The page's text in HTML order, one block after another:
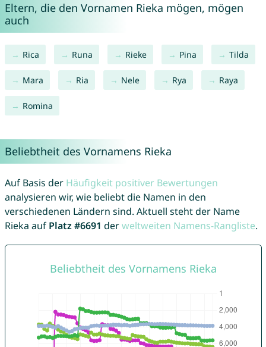
Eltern, die den Vornamen Rieka mögen, mögen
auch
Rica Runa Rieke Pina Tilda
Mara Ria Nele Rya Raya
Romina
Beliebtheit des Vornamens Rieka
Auf Basis der Häufigkeit positiver Bewertungen
analysieren wir, wie beliebt die Namen in den
verschiedenen Ländern sind. Aktuell steht der Name
Rieka auf Platz #6691 derweltweiten Namens-Rangliste.